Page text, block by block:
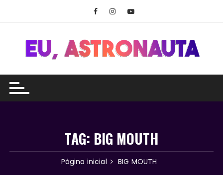
conteúdo
TAG: BIG MOUTH
Página inicial BIG MOUTH